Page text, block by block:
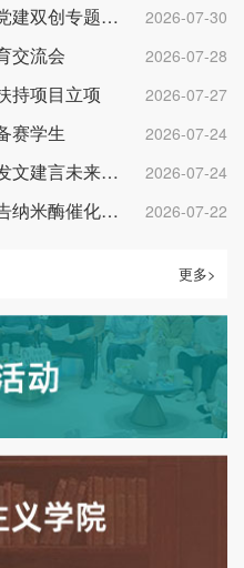
西京学院党务骨干赴威海参加党建双创专题培训 2026-07-30
交流会 2026-07-28
持项目立项 2026-07-27
赛学生 2026-07-24
西京学院教师在《陕西日报》发文建言未来产业布局 2026-07-24
全国储能大会开幕西京学院报告纳米酶催化进展 2026-07-22
更多>